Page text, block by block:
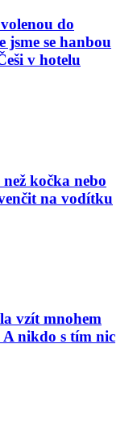
do
jsme se hanbou
v hotelu
kočka nebo
na vodítku
vzít mnohem
A nikdo s tím nic